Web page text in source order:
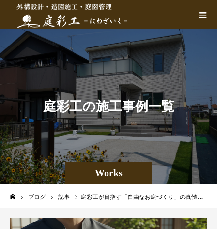
Works
庭彩工の施工事例一覧
ブログ 記事 庭彩工が目指す「自由なお庭づくり」の真髄とは？